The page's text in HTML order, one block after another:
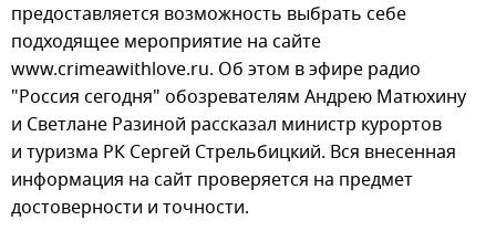
предоставляется возможность выбрать себе
подходящее мероприятие на сайте
www.crimeawithlove.ru. Об этом в эфире радио
"Россия сегодня" обозревателям Андрею Матюхину
и Светлане Разиной рассказал министр курортов
и туризма РК Сергей Стрельбицкий. Вся внесенная
информация на сайт проверяется на предмет
достоверности и точности.